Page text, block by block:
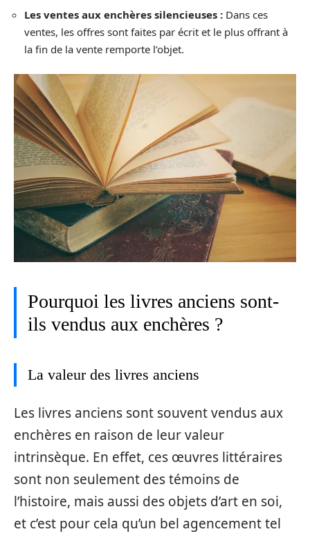
Les ventes aux enchères silencieuses : Dans ces
ventes, les offres sont faites par écrit et le plus offrant à
la fin de la vente remporte l’objet.
Pourquoi les livres anciens sont-
ils vendus aux enchères ?
La valeur des livres anciens
Les livres anciens sont souvent vendus aux
enchères en raison de leur valeur
intrinsèque. En effet, ces œuvres littéraires
sont non seulement des témoins de
l’histoire, mais aussi des objets d’art en soi,
et c’est pour cela qu’un bel agencement tel